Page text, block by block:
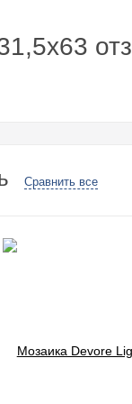
Сравнить все